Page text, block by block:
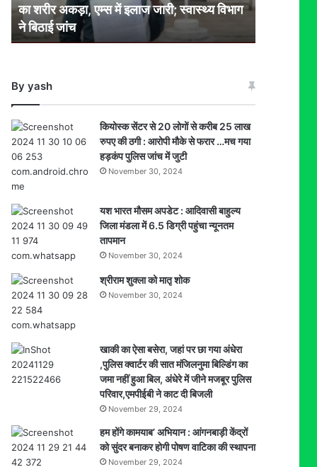
साल
की
मासूम
अकड़ा,
एम्स
इलाज
जारी;
स्वास्थ्य
विभाग
ने
बिठाई
जांच
का शरीर अकड़ा, एम्स में इलाज जारी; स्वास्थ्य विभाग
ने बिठाई जांच
By yash
कियोस्क सेंटर से 20 लोगों से करीब 25 लाख
रुपए की ठगी : आरोपी मौके से फरार …मच गया
हड़कंप पुलिस जांच में जुटी
November 30, 2024
यश भारत मौसम अपडेट : आदिवासी बाहुल्य
जिला मंडला में 6.5 डिग्री पहुंचा न्यूनतम
तापमान
November 30, 2024
श्रीराम शुक्ला को मातृ शोक
November 30, 2024
खाकी का ऐसा बसेरा, जहां पर छा गया अंधेरा
,पुलिस क्वार्टर की सात मंजिलनुमा बिल्डिंग का
जमा नहीं हुआ बिल, अंधेरे में जीने मजबूर पुलिस
परिवार,एमपीईबी ने काट दी बिजली
November 29, 2024
हम होंगे कामयाब’ अभियान : आंगनबाड़ी केंद्रों
को सुंदर बनाकर होगी पोषण वाटिका की स्थापना
November 29, 2024